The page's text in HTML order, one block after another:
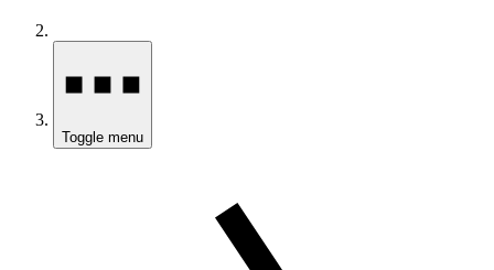
Toggle menu